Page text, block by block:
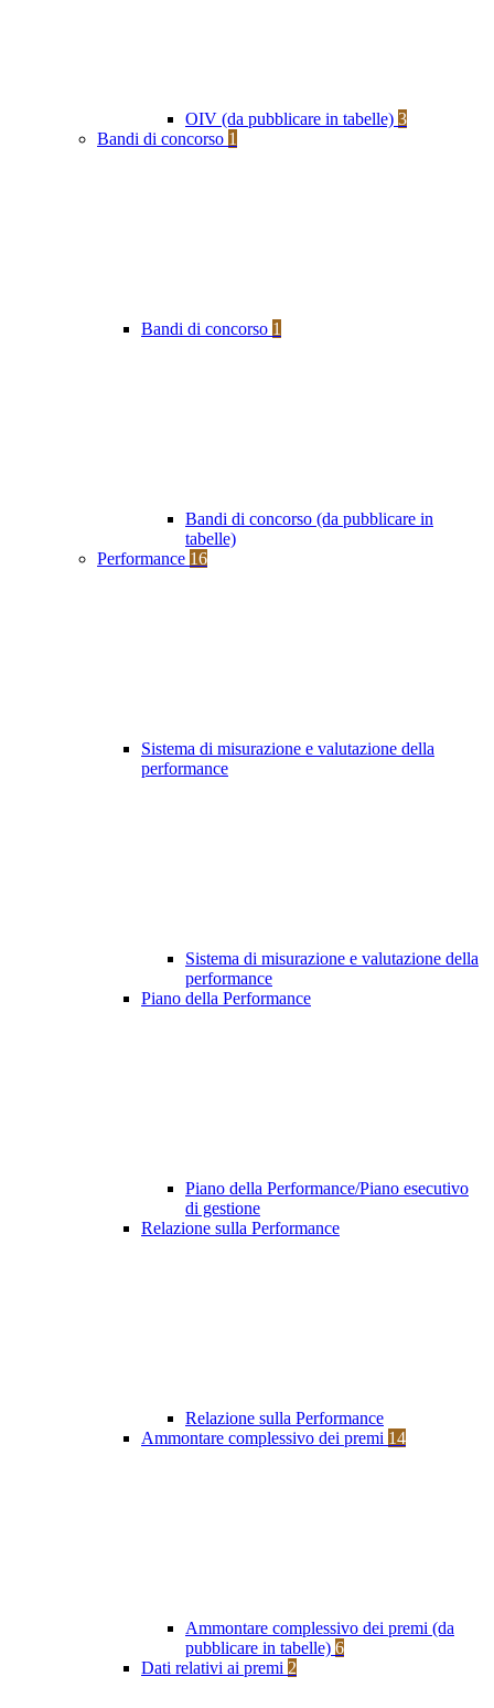
OIV (da pubblicare in tabelle) 3
Bandi di concorso 1
Bandi di concorso 1
Bandi di concorso (da pubblicare in
tabelle)
Performance 16
Sistema di misurazione e valutazione della
performance
Sistema di misurazione e valutazione della
performance
Piano della Performance
Piano della Performance/Piano esecutivo
di gestione
Relazione sulla Performance
Relazione sulla Performance
Ammontare complessivo dei premi 14
Ammontare complessivo dei premi (da
pubblicare in tabelle) 6
Dati relativi ai premi 2